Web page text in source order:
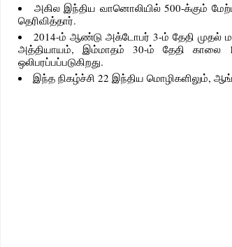
அகில இந்திய வானொலியில் 500-க்கும்
தெரிவித்தார்.
2014-ம் ஆண்டு அக்டோபர் 3-ம் தேதி முதல்
அத்தியாயம், இம்மாதம் 30-ம் தேதி காலை
ஒலிபரப்பப்படுகிறது.
இந்த நிகழ்ச்சி 22 இந்திய மொழிகளிலும்,